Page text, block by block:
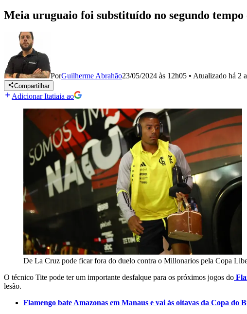
Meia uruguaio foi substituído no segundo
PorGuilherme Abrahão23/05/2024 às 12h05 • Atualizado há 2
Compartilhar
Adicionar Itatiaia ao
De La Cruz pode ficar fora do duelo contra o Millonarios pela Copa
O técnico Tite pode ter um importante desfalque para os próximos jogos do
lesão.
Flamengo bate Amazonas em Manaus e vai às oitavas da Copa do